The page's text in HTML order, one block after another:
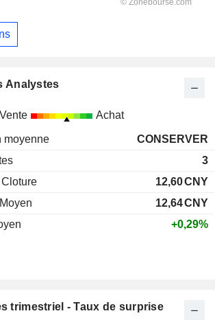
Analystes
Vente Achat
moyenne
CONSERVER
3
12,60CNY
12,64CNY
+0,29%
trimestriel - Taux de surprise